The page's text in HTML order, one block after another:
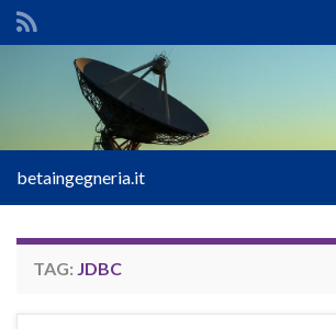
Search for:
betaingegneria.it
TAG: JDBC